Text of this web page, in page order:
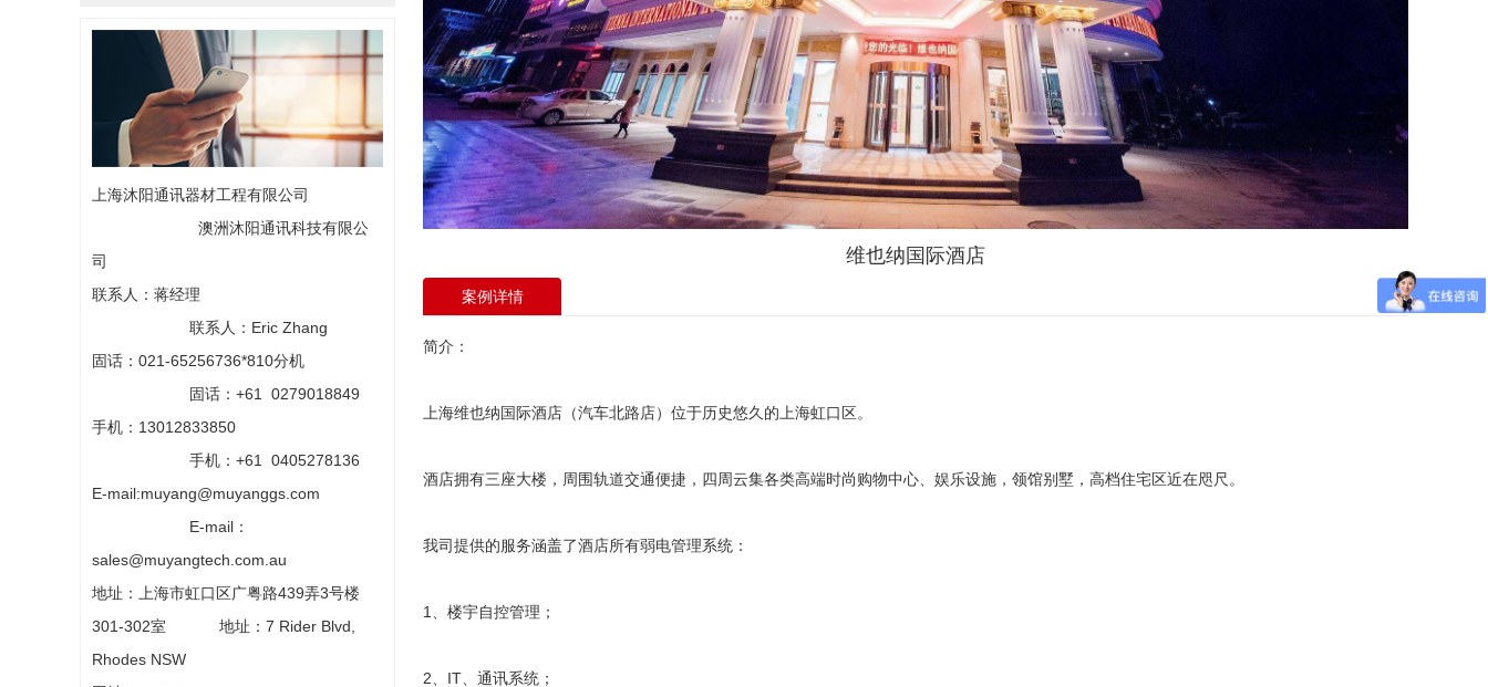
上海沐阳通讯器材工程有限公司
澳洲沐阳通讯科技有限公
司
联系人：蒋经理
联系人：Eric Zhang
固话：021-65256736*810分机
固话：+61 0279018849
手机：13012833850
手机：+61 0405278136
E-mail:muyang@muyanggs.com
E-mail：
sales@muyangtech.com.au
地址：上海市虹口区广粤路439弄3号楼
301-302室 地址：7 Rider Blvd,
Rhodes NSW
维也纳国际酒店
案例详情
简介：
上海维也纳国际酒店（汽车北路店）位于历史悠久的上海虹口区。
酒店拥有三座大楼，周围轨道交通便捷，四周云集各类高端时尚购物中心、娱乐设施，领馆别墅，高档住宅区近在咫尺。
我司提供的服务涵盖了酒店所有弱电管理系统：
1、楼宇自控管理；
2、IT、通讯系统；